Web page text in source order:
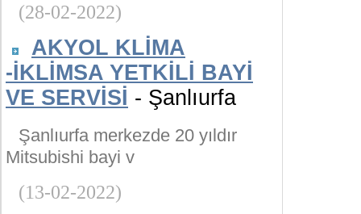
(28-02-2022)
AKYOL KLİMA
-İKLİMSA YETKİLİ BAYİ
VE SERVİSİ - Şanlıurfa
Şanlıurfa merkezde 20 yıldır
Mitsubishi bayi v
(13-02-2022)